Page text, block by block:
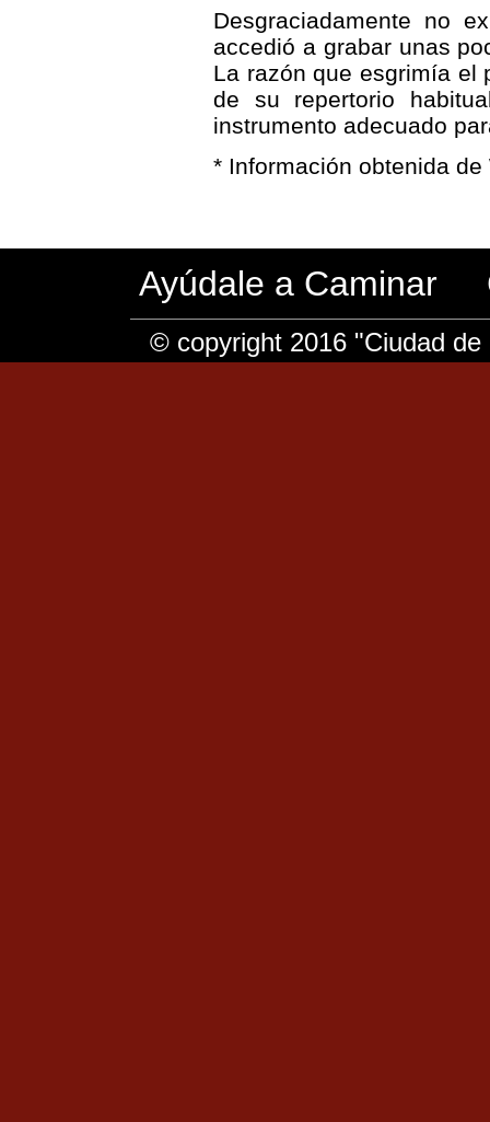
Desgraciadamente no
accedió a grabar unas
La razón que esgrimía el
de su repertorio
instrumento adecuado
* Información obtenida de
Ayúdale a Caminar
© copyright 2016 "Ciudad